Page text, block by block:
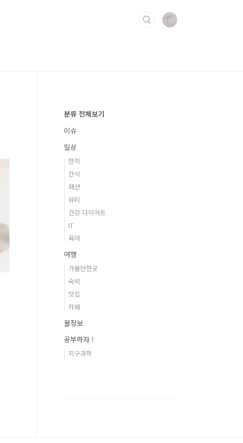
분류 전체보기
이슈
일상
한끼
간식
패션
뷰티
건강 다이어트
IT
육아
여행
가볼만한곳
숙박
맛집
카페
꿀정보
공부하자 !
지구과학